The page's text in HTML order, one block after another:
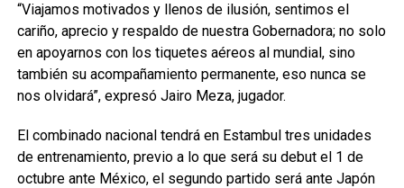
“Viajamos motivados y llenos de ilusión, sentimos el
cariño, aprecio y respaldo de nuestra Gobernadora; no solo
en apoyarnos con los tiquetes aéreos al mundial, sino
también su acompañamiento permanente, eso nunca se
nos olvidará”, expresó Jairo Meza, jugador.
El combinado nacional tendrá en Estambul tres unidades
de entrenamiento, previo a lo que será su debut el 1 de
octubre ante México, el segundo partido será ante Japón